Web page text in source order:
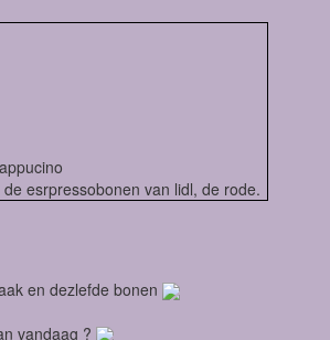
esrpressobonen van lidl, de rode.
en dezlefde bonen
vandaag ?